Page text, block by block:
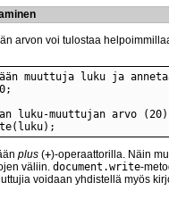
arvon voi tulostaa
plus (+)-operaattorilla. Näin
väliin. document.write-
voidaan yhdistellä myös